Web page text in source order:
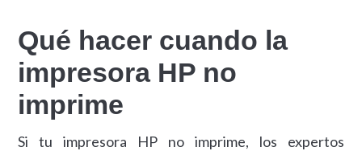
Qué hacer cuando la
impresora HP no
imprime
Si tu impresora HP no imprime, los expertos